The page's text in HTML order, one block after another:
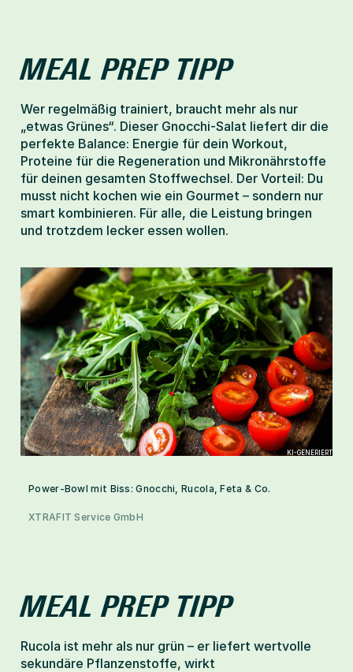
MEAL PREP TIPP
Wer regelmäßig trainiert, braucht mehr als nur
„etwas Grünes“. Dieser Gnocchi-Salat liefert dir die
perfekte Balance: Energie für dein Workout,
Proteine für die Regeneration und Mikronährstoffe
für deinen gesamten Stoffwechsel. Der Vorteil: Du
musst nicht kochen wie ein Gourmet – sondern nur
smart kombinieren. Für alle, die Leistung bringen
und trotzdem lecker essen wollen.
KI-GENERIERT
Power-Bowl mit Biss: Gnocchi, Rucola, Feta & Co.
XTRAFIT Service GmbH
MEAL PREP TIPP
Rucola ist mehr als nur grün – er liefert wertvolle
sekundäre Pflanzenstoffe, wirkt